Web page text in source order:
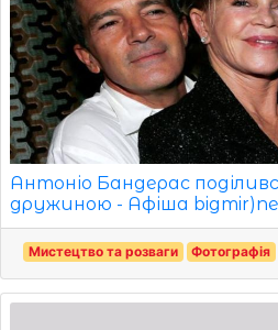
Антоніо Бандерас
дружиною - Афіша
Мистецтво та розваги Фотографія